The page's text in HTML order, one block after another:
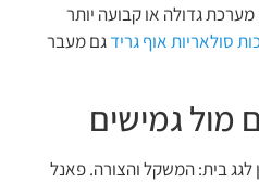
גדולה או קבועה יותר
סולאריות אוף גרידגם מעבר
מול גמישים
לגג בית: המשקל והצורה. פאנל